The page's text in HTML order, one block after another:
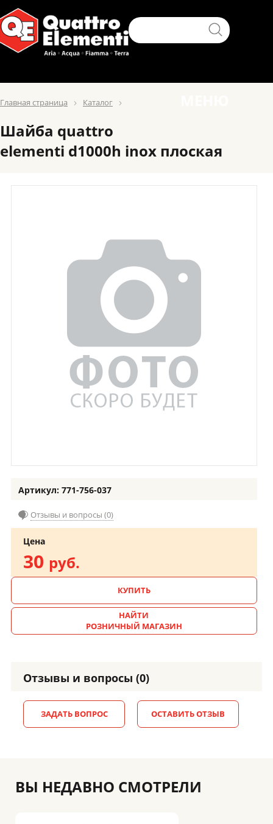
Главная страница Каталог
Шайба quattro
elementi d1000h inox плоская
Артикул: 771-756-037
Отзывы и вопросы (0)
Цена
30 руб.
КУПИТЬ
НАЙТИ
РОЗНИЧНЫЙ МАГАЗИН
Отзывы и вопросы (0)
ЗАДАТЬ ВОПРОС ОСТАВИТЬ ОТЗЫВ
ВЫ НЕДАВНО СМОТРЕЛИ